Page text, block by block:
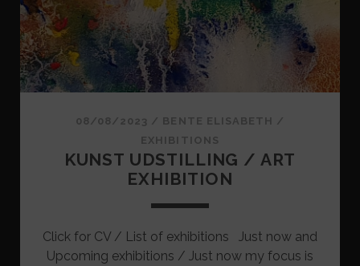
08/08/2023 / BENTE ELISABETH /
EXHIBITIONS
KUNST UDSTILLING / ART
EXHIBITION
Click for CV / List of exhibitions Just now and
Upcoming exhibitions / Just now my focus is